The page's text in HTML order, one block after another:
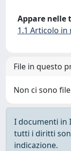
Appare nelle
1.1 Articolo in
File in questo
Non ci sono
I documenti in
tutti i diritti
indicazione.